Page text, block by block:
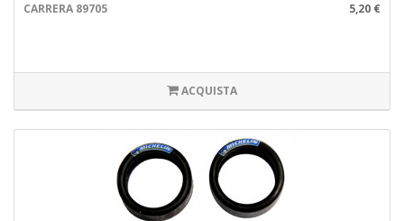
CARRERA 89705 5,20 €
ACQUISTA